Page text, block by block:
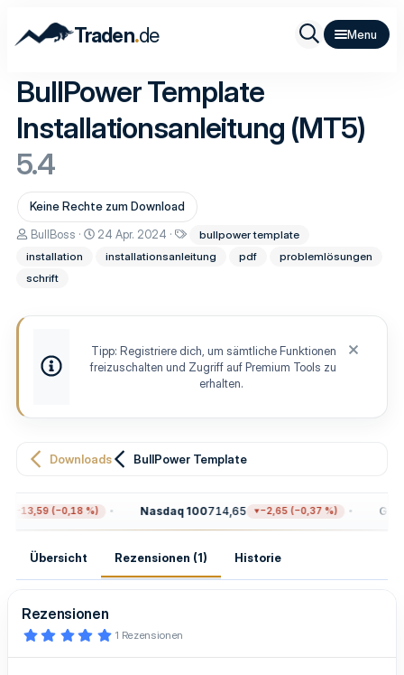
Traden.de
BullPower Template
Installationsanleitung (MT5)
5.4
Keine Rechte zum Download
A
t
o
BullBoss
D
r
t
e
n
24 Apr. 2024
h
w
r
t
e
bullpower template
installation
installationsanleitung pdf
problemlösungen
schrift
Tipp: Registriere dich, um sämtliche Funktionen
freizuschalten und Zugriff auf Premium Tools zu
erhalten.
Downloads BullPower Template
−13,59 (−0,18 %) Nasdaq 100714,65 −2,65 (−0,37 %) Gold
Übersicht Rezensionen (1) Historie
Rezensionen
5
0
1 Rezensionen